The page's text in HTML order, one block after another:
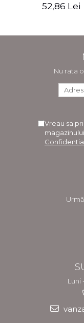
52,86 Lei
Nu rata
Vreau sa
Luni